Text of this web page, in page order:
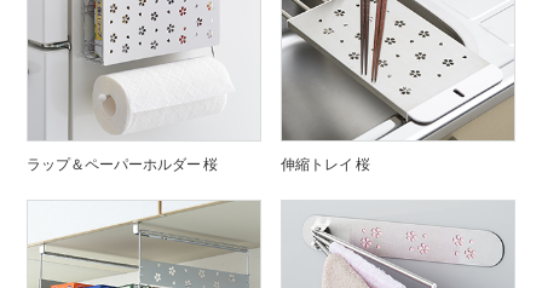
ラップ＆ペーパーホルダー 桜 伸縮トレイ 桜